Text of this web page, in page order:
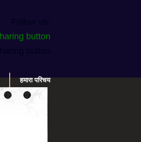
हमारा परिचय